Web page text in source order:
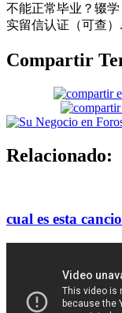
不能正常毕业？辍
实留信认证（可查）
Compartir
Relacionado:
cual es esta